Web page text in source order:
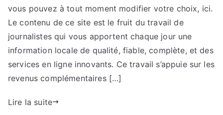
vous pouvez à tout moment modifier votre choix, ici.
Le contenu de ce site est le fruit du travail de
journalistes qui vous apportent chaque jour une
information locale de qualité, fiable, complète, et des
services en ligne innovants. Ce travail s’appuie sur les
revenus complémentaires […]
Lire la suite